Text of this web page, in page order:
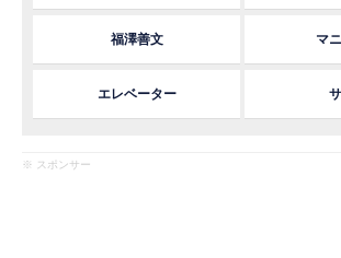
福澤善文 マ
エレベーター
※ スポンサー